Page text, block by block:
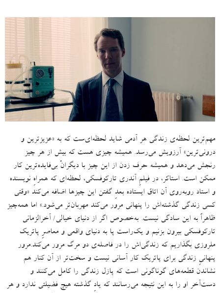
مهم‌ترین لحظه‌ی زندگی هر آدمی شاید لحظه‌ای‌ست که به «عزیزترین و
درونی‌ترین» آرزویش می‌رسد. همیشه چیزی هست که بیش از هر چیز
رنجش می‌دهد و همیشه حرف زدن از این چیز با دیگرانْ بی‌فایده‌‌ترین کار
ممکن است. استاکر، در فیلمِ آندری تارکوفسکی، لحظه‌ای که همراهِ نویسنده
و استاد روبه‌روی آن اتاق ایستاده بعدِ گفتن این چیزها اضافه می‌کند «وقتی
کسی زندگی گذشته‌اش را پنهانی مرور می‌کند مهربان‌تر می‌شود.» اما همه‌چیز
ظاهراً به این سادگی نیست. به‌خصوص اگر از دنیای خیالی/ آخرالزمانی
تارکوفسکی بیرون بزنیم و یک‌راست پا به دنیای واقعی و معاصرِ پاتریک
ملروزی بگذاریم که زندگی‌اش را در فاصله‌ی دو مرگ مرور می‌کند.مرور
پنهانیِ زندگی برای پاتریک کار آسانی نیست و سخت‌تر از آن کنار هم
نشاندن قطعه‌های گوناگونی است که پازل زندگی را کامل می‌کنند و
دست‌آخر او را به این نتیجه می‌رسانند که یادِ گذشته هیچ فضیلتی ندارد و هر